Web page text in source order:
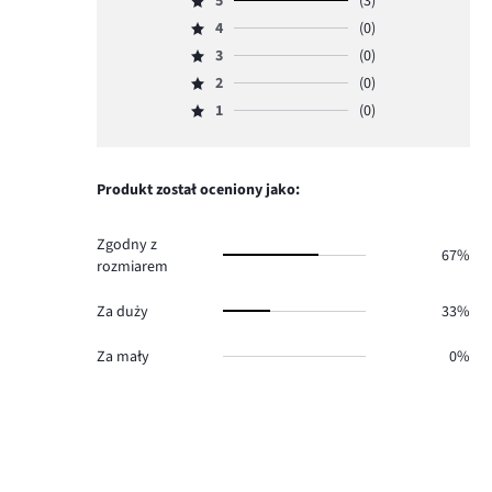
Ocena
5,
ilość
głosów
Ocena
4,
ilość
głosów
4
(0)
Ocena
3,
ilość
3
(0)
Ocena
2,
0.
2
(0)
Ocena
głosów
1 (0)
Produkt został oceniony jako:
Zgodny z
rozmiarem
67%
Za duży 33%
Za mały 0%